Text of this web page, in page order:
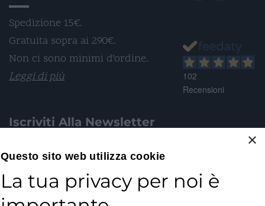
Spedizione 15€.
Gratuita sopra ai 290€.
Non ci sono minimi d’ordine.
Leggi di più
Iscriviti Alla Newsletter
Email*
102
Recensioni
×
Questo sito web utilizza cookie
La tua privacy per noi è